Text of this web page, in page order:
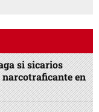
si sicarios
en